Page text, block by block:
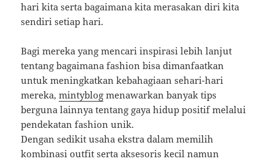
hari kita serta bagaimana kita merasakan diri kita
sendiri setiap hari.
Bagi mereka yang mencari inspirasi lebih lanjut
tentang bagaimana fashion bisa dimanfaatkan
untuk meningkatkan kebahagiaan sehari-hari
mereka,mintyblog menawarkan banyak tips
berguna lainnya tentang gaya hidup positif melalui
pendekatan fashion unik.
Dengan sedikit usaha ekstra dalam memilih
kombinasi outfit serta aksesoris kecil namun